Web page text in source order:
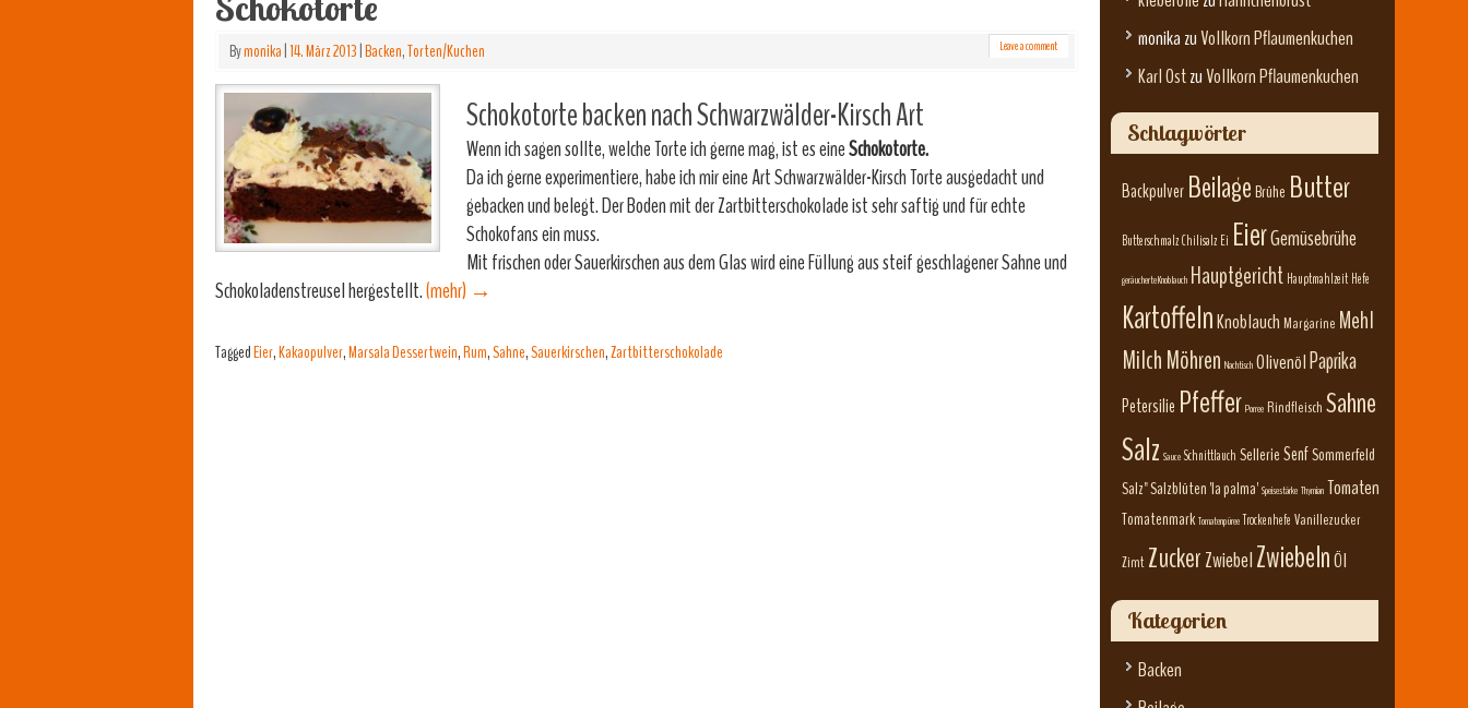
Bymonika|14. März 2013|Backen,Torten/Kuchen Leave a comment
Schokotorte backen nach Schwarzwälder-Kirsch Art
Wenn ich sagen sollte, welche Torte ich gerne mag, ist es eineSchokotorte.
Da ich gerne experimentiere, habe ich mir eine Art Schwarzwälder-Kirsch Torte ausgedacht und
gebacken und belegt. Der Boden mit der Zartbitterschokolade ist sehr saftig und für echte
Schokofans ein muss.
Mit frischen oder Sauerkirschen aus dem Glas wird eine Füllung aus steif geschlagener Sahne und
Schokoladenstreusel hergestellt.(mehr) →
TaggedEier,Kakaopulver,Marsala Dessertwein,Rum,Sahne,Sauerkirschen,Zartbitterschokolade
monika zuVollkorn Pflaumenkuchen
Karl OstzuVollkorn Pflaumenkuchen
Schlagwörter
Backpulver BeilageBrühe Butter
ButterschmalzChilisalz Ei EierGemüsebrühe
geräucherte Knoblauch Hauptgericht Hauptmahlzeit Hefe
KartoffelnKnoblauch Margarine Mehl
MilchMöhren Nachtisch OlivenölPaprika
Petersilie Pfeffer Porree Rindfleisch Sahne
Salz Sauce Schnittlauch SellerieSenfSommerfeld
Salz" Salzblüten 'la palma' Speisestärke Thymian Tomaten
Tomatenmark Tomatenpüree Trockenhefe Vanillezucker
Zimt ZuckerZwiebelZwiebelnÖl
Kategorien
Backen